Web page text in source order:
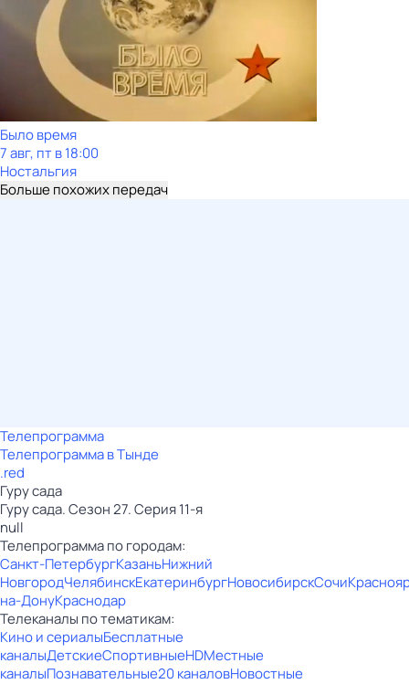
Было время
7 авг, пт в 18:00
Ностальгия
Больше похожих передач
Телепрограмма
Телепрограмма в Тынде
.red
Гуру сада
Гуру сада. Сезон 27. Серия 11-я
null
Телепрограмма по городам:
Санкт-ПетербургКазаньНижний
НовгородЧелябинскЕкатеринбургНовосибирскСочи
на-ДонуКраснодар
Телеканалы по тематикам:
Кино и сериалыБесплатные
каналыДетскиеСпортивныеHDМестные
каналыПознавательные20 каналовНовостные